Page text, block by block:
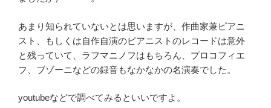
あまり知られていないとは思いますが、作曲家兼ピアニ
スト、もしくは自作自演のピアニストのレコードは意外
と残っていて、ラフマニノフはもちろん、プロコフィエ
フ、ブゾーニなどの録音もなかなかの名演奏でした。
youtubeなどで調べてみるといいですよ。